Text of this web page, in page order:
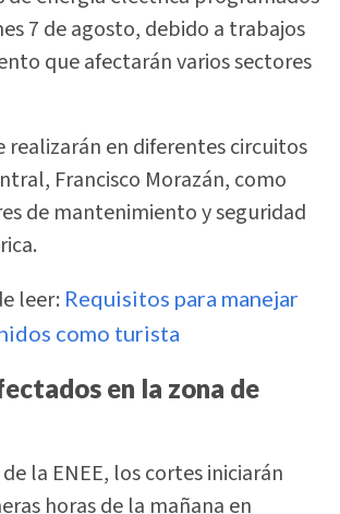
7 de agosto, debido a trabajos
que afectarán varios sectores
realizarán en diferentes circuitos
Francisco Morazán, como
de mantenimiento y seguridad
leer: Requisitos para manejar
como turista
en la zona de
la ENEE, los cortes iniciarán
horas de la mañana en